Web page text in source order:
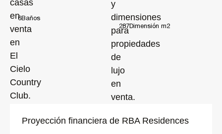
Baños
6
Dimensión m2
287
Proyección financiera de RBA Residences